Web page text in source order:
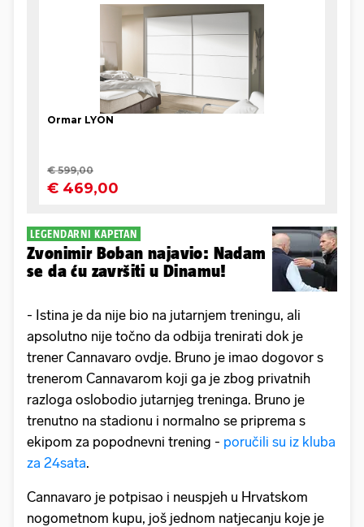
LEGENDARNI KAPETAN
Zvonimir Boban najavio: Nadam
se da ću završiti u Dinamu!
- Istina je da nije bio na jutarnjem treningu, ali
apsolutno nije točno da odbija trenirati dok je
trener Cannavaro ovdje. Bruno je imao dogovor s
trenerom Cannavarom koji ga je zbog privatnih
razloga oslobodio jutarnjeg treninga. Bruno je
trenutno na stadionu i normalno se priprema s
ekipom za popodnevni trening - poručili su iz kluba
za 24sata.
Cannavaro je potpisao i neuspjeh u Hrvatskom
nogometnom kupu, još jednom natjecanju koje je